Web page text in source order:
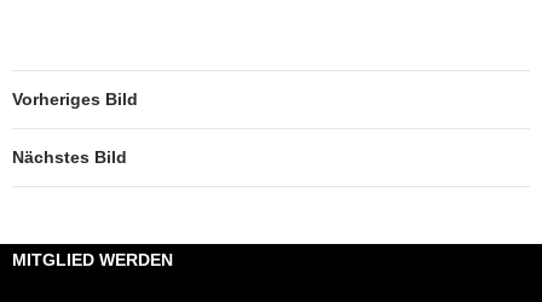
Vorheriges Bild
Nächstes Bild
MITGLIED WERDEN